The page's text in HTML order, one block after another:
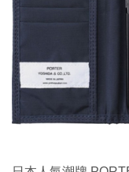
Enterprise Digital
特集